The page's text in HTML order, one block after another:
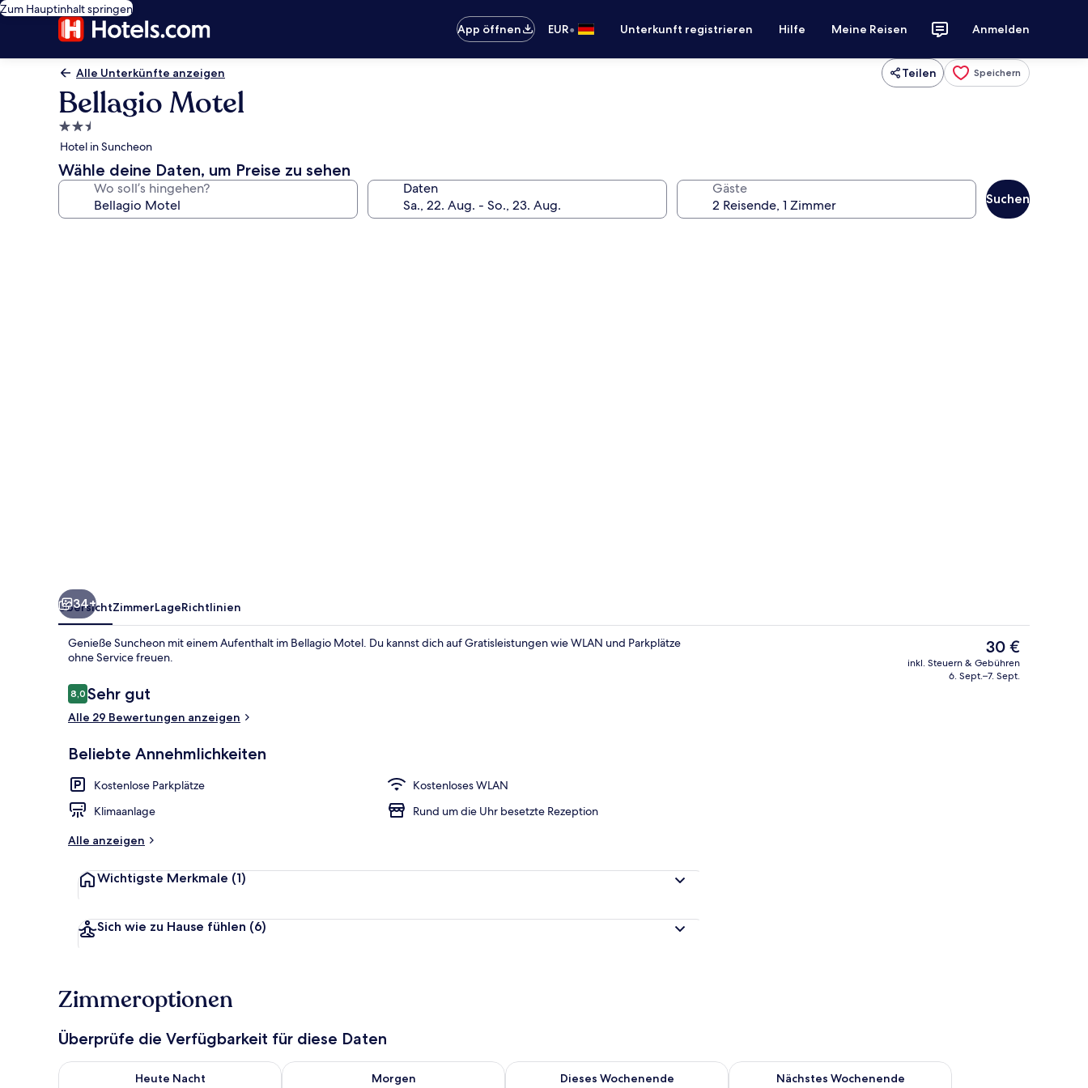
Zum Hauptinhalt springen
App öffnen
EUR• Unterkunft registrieren Hilfe Meine Reisen Anmelden
Alle Unterkünfte anzeigen Teilen Speichern
Bellagio Motel
2.5-
Sterne-
Unterkunft
Hotel in Suncheon
Wähle deine Daten, um Preise zu sehen
Wo soll’s hingehen? Daten Gäste
Suchen
Premium-Zimmer | Kostenloses
34+
ÜbersichtZimmerLageRichtlinien
Genieße Suncheon mit einem Aufenthalt im Bellagio Motel. Du kannst dich auf Gratisleistungen wie WLAN und Parkplätze
ohne Service freuen.
Bewertungen
8,08,0 von 10.
Sehr gut
Alle 29 Bewertungen anzeigen
Beliebte Annehmlichkeiten
Kostenlose Parkplätze
Kostenloses WLAN
Klimaanlage
Rund um die Uhr besetzte Rezeption
Alle anzeigen
Wichtigste Merkmale (1)
Sich wie zu Hause fühlen (6)
Der
aktuelle
Preis
30 €
inkl. Steuern & Gebühren
6. Sept.–7. Sept.
Zimmeroptionen
Überprüfe die Verfügbarkeit für diese Daten
Heute Nacht
Überprüfe die Verfügbarkeit für heute Nacht, Aug. 8 - Aug. 9.
Morgen
Überprüfe die Verfügbarkeit für morgen, Aug. 9 - Aug. 10.
Dieses Wochenende
Überprüfe die Verfügbarkeit für dieses Wochenende, Aug. 14 - Aug. 16.
Nächstes Wochenende
Überprüfe die Verfügbarkeit für nächstes Wochenende, Aug.